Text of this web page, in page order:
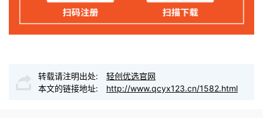
转载请注明出处:
轻创优选官网
本文的链接地址:
http://www.qcyx123.cn/1582.html